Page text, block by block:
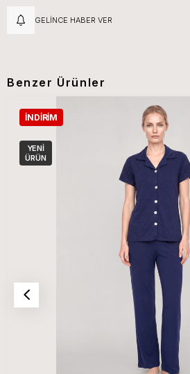
GELINCE HABER VER
Benzer Ürünler
İNDIRIM
YENI
ÜRÜN